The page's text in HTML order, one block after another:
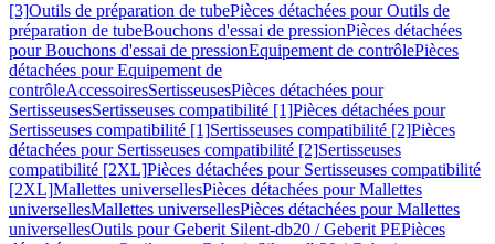
[3]Outils de préparation de tubePièces détachées pour Outils de
préparation de tubeBouchons d'essai de pressionPièces détachées
pour Bouchons d'essai de pressionEquipement de contrôlePièces
détachées pour Equipement de
contrôleAccessoiresSertisseusesPièces détachées pour
SertisseusesSertisseuses compatibilité [1]Pièces détachées pour
Sertisseuses compatibilité [1]Sertisseuses compatibilité [2]Pièces
détachées pour Sertisseuses compatibilité [2]Sertisseuses
compatibilité [2XL]Pièces détachées pour Sertisseuses compatibilité
[2XL]Mallettes universellesPièces détachées pour Mallettes
universellesMallettes universellesPièces détachées pour Mallettes
universellesOutils pour Geberit Silent-db20 / Geberit PEPièces